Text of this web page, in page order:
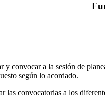
y convocar a la sesión de
según lo acordado.
las convocatorias a los